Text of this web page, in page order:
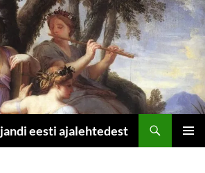
eesti ajalehtedest